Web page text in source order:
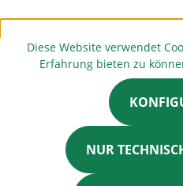
Diese Website verwendet
Erfahrung bieten zu
NUR